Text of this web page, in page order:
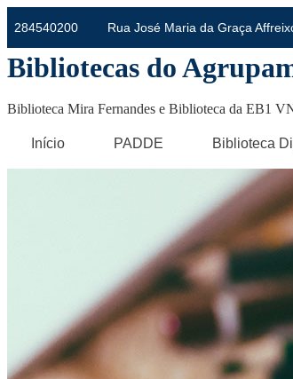
to
content
284540200 Rua José Maria da Graça
Bibliotecas do
Biblioteca Mira Fernandes e Biblioteca da EB1
Início PADDE Biblioteca